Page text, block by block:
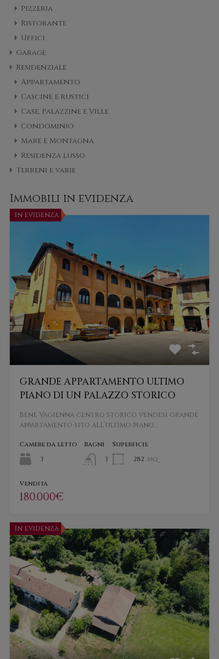
Pizzeria
Ristorante
Uffici
Garage
Residenziale
Appartamento
Cascine e rustici
Case, Palazzine e Ville
Condominio
Mare e Montagna
Residenza lusso
Terreni e varie
Immobili in evidenza
In evidenza
GRANDE APPARTAMENTO ULTIMO
PIANO DI UN PALAZZO STORICO
Bene Vagienna centro storico vendesi grande
appartamento sito all’ultimo piano…
Camere da letto
3
Bagni
3
Superficie
282 mq
Vendita
180.000€
In evidenza